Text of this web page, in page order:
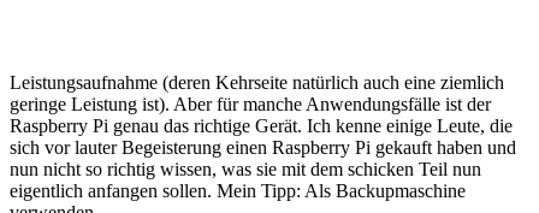
Leistungsaufnahme (deren Kehrseite natürlich auch eine ziemlich
geringe Leistung ist). Aber für manche Anwendungsfälle ist der
Raspberry Pi genau das richtige Gerät. Ich kenne einige Leute, die
sich vor lauter Begeisterung einen Raspberry Pi gekauft haben und
nun nicht so richtig wissen, was sie mit dem schicken Teil nun
eigentlich anfangen sollen. Mein Tipp: Als Backupmaschine